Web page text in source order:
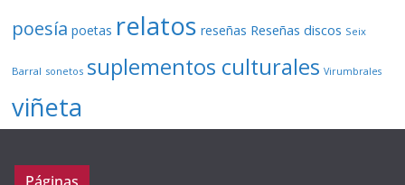
poesía poetas relatos reseñas Reseñas discos Seix
Barral sonetos suplementos culturales Virumbrales
viñeta